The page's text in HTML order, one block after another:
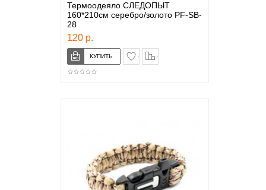
Термоодеяло СЛЕДОПЫТ
160*210см серебро/золото PF-SB-
28
120 р.
в закладки